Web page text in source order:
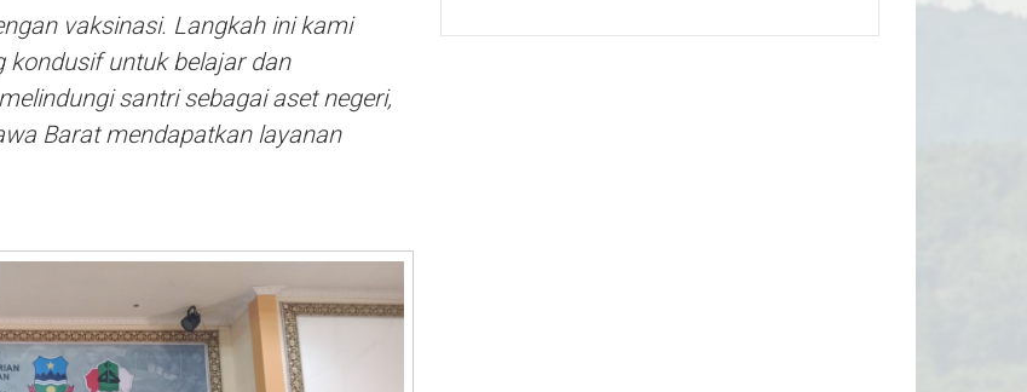
vaksinasi. Langkah ini kami
kondusif untuk belajar dan
santri sebagai aset negeri,
Barat mendapatkan layanan